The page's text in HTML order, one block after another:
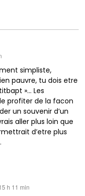
simpliste,
pauvre, tu dois etre
»… Les
profiter de la facon
un souvenir d’un
aller plus loin que
d’etre plus
h 11 min